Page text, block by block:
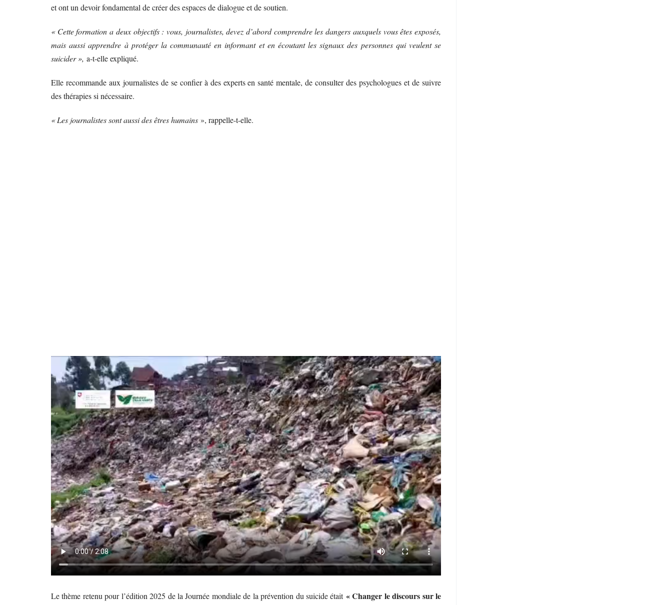
et ont un devoir fondamental de créer des espaces de dialogue et de soutien.
« Cette formation a deux objectifs : vous, journalistes, devez d’abord comprendre les dangers auxquels vous êtes exposés,
mais aussi apprendre à protéger la communauté en informant et en écoutant les signaux des personnes qui veulent se
suicider », a-t-elle expliqué.
Elle recommande aux journalistes de se confier à des experts en santé mentale, de consulter des psychologues et de suivre
des thérapies si nécessaire.
« Les journalistes sont aussi des êtres humains », rappelle-t-elle.
Le thème retenu pour l’édition 2025 de la Journée mondiale de la prévention du suicide était « Changer le discours sur le